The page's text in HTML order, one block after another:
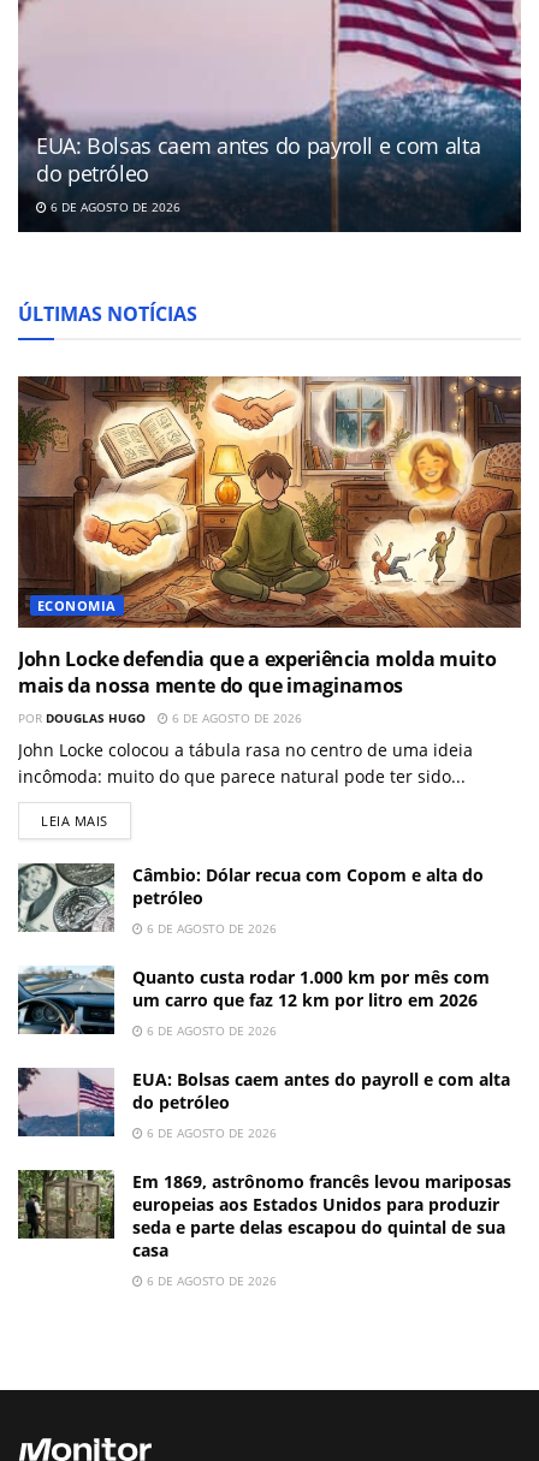
EUA: Bolsas caem antes do payroll e com alta
do petróleo
6 DE AGOSTO DE 2026
ÚLTIMAS NOTÍCIAS
ECONOMIA
John Locke defendia que a experiência molda muito
mais da nossa mente do que imaginamos
POR DOUGLAS HUGO 6 DE AGOSTO DE 2026
John Locke colocou a tábula rasa no centro de uma ideia
incômoda: muito do que parece natural pode ter sido...
LEIA MAIS
Câmbio: Dólar recua com Copom e alta do
petróleo
6 DE AGOSTO DE 2026
Quanto custa rodar 1.000 km por mês com
um carro que faz 12 km por litro em 2026
6 DE AGOSTO DE 2026
EUA: Bolsas caem antes do payroll e com alta
do petróleo
6 DE AGOSTO DE 2026
Em 1869, astrônomo francês levou mariposas
europeias aos Estados Unidos para produzir
seda e parte delas escapou do quintal de sua
casa
6 DE AGOSTO DE 2026